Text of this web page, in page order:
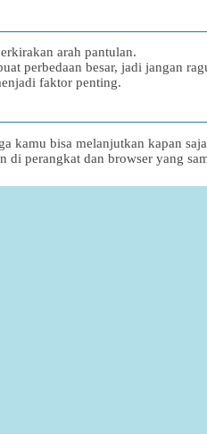
arah pantulan.
perbedaan besar, jadi jangan
faktor penting.
kamu bisa melanjutkan kapan
di perangkat dan browser yang